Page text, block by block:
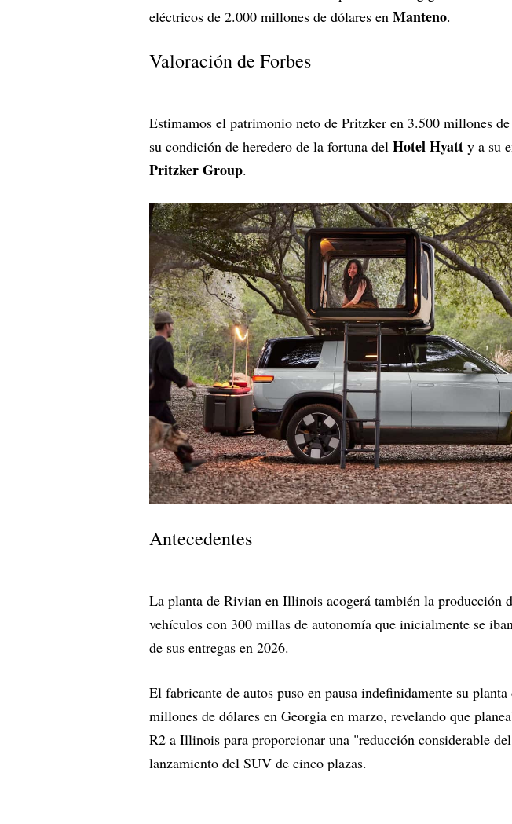
eléctricos de 2.000 millones de dólares en Manteno.
Valoración de Forbes
Estimamos el patrimonio neto de Pritzker en 3.500 millones
su condición de heredero de la fortuna del Hotel Hyatt y a su
Pritzker Group.
Antecedentes
La planta de Rivian en Illinois acogerá también la producción
vehículos con 300 millas de autonomía que inicialmente se
de sus entregas en 2026.
El fabricante de autos puso en pausa indefinidamente su
millones de dólares en Georgia en marzo, revelando que
R2 a Illinois para proporcionar una "reducción considerable
lanzamiento del SUV de cinco plazas.